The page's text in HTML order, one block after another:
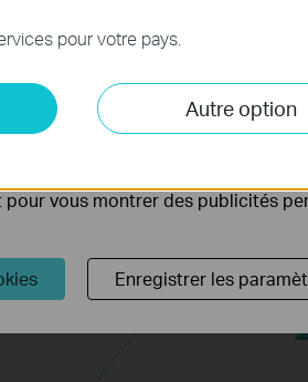
5 GHz
pour votre pays.
Autre option
du site Web et ne peuvent
vos activités sur notre
Web.
via notre site Web par nos
vous montrer des publicités
Enregistrer les